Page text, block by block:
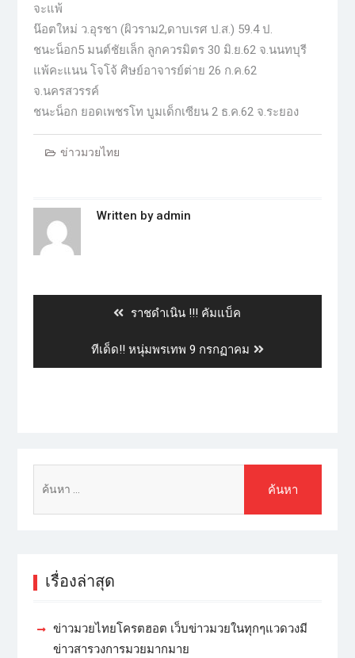
จะแพ้
น๊อตใหม่ ว.อุรชา (ผิวราม2,ดาบเรศ ป.ส.) 59.4 ป.
ชนะน็อก5 มนต์ชัยเล็ก ลูกควรมิตร 30 มิ.ย.62 จ.นนทบุรี
แพ้คะแนน โจโจ้ ศิษย์อาจารย์ต่าย 26 ก.ค.62
จ.นครสวรรค์
ชนะน็อก ยอดเพชรโท บูมเด็กเซียน 2 ธ.ค.62 จ.ระยอง
ข่าวมวยไทย
Written by admin
ราชดำเนิน !!! คัมแบ็ค
ทีเด็ด!! หนุ่มพรเทพ 9 กรกฏาคม
เรื่องล่าสุด
ข่าวมวยไทยโครตฮอต เว็บข่าวมวยในทุกๆแวดวงมี
ข่าวสารวงการมวยมากมาย